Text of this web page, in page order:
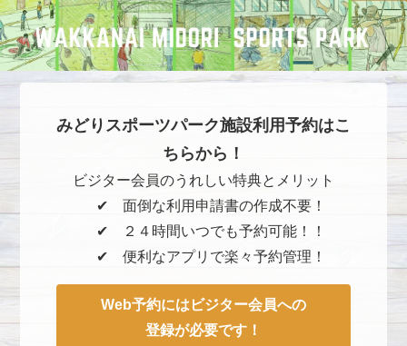
みどりスポーツパーク施設利用予約はこ
ちらから！
ビジター会員のうれしい特典とメリット
✔︎ 面倒な利用申請書の作成不要！
✔︎ ２４時間いつでも予約可能！！
✔︎ 便利なアプリで楽々予約管理！
Web予約にはビジター会員への
登録が必要です！